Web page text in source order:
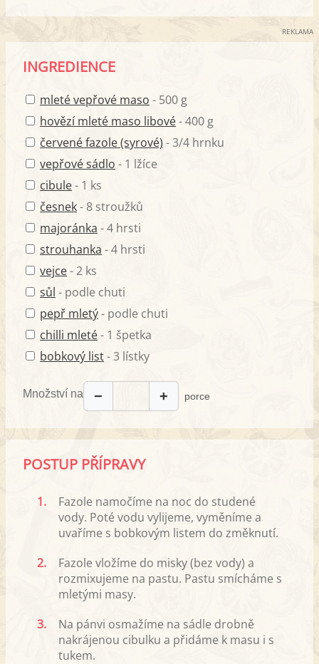
REKLAMA
INGREDIENCE
mleté vepřové maso - 500 g
hovězí mleté maso libové- 400 g
červené fazole (syrové) - 3/4 hrnku
vepřové sádlo - 1 lžíce
cibule- 1 ks
česnek- 8 stroužků
majoránka - 4 hrsti
strouhanka - 4 hrsti
vejce- 2 ks
sůl - podle chuti
pepř mletý- podle chuti
chilli mleté- 1 špetka
bobkový list- 3 lístky
Množství na − + porce
POSTUP PŘÍPRAVY
1.
Fazole namočíme na noc do studené
vody. Poté vodu vylijeme, vyměníme a
uvaříme s bobkovým listem do změknutí.
2.
Fazole vložíme do misky (bez vody) a
rozmixujeme na pastu. Pastu smícháme s
mletými masy.
3.
Na pánvi osmažíme na sádle drobně
nakrájenou cibulku a přidáme k masu i s
tukem.